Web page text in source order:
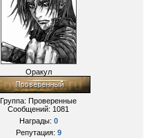
Оракул
Группа: Проверенные
Сообщений: 1081
Награды: 0
Репутация: 9